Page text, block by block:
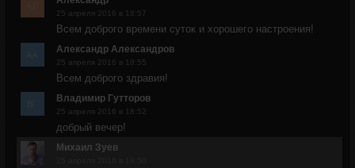
25 апреля 2016 в 18:57
Всем доброго времени суток и хорошего настроения!
Александр Александров
25 апреля 2016 в 18:55
Всем доброго здравия!
Владимир Гутторов
25 апреля 2016 в 18:52
добрый вечер!
Михаил Зуев